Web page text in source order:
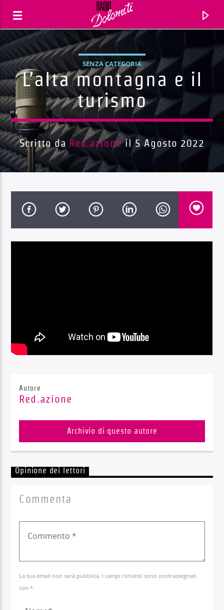
Titolo
Artista
SENZA CATEGORIA
L’alta montagna e il
turismo
Scritto da Red.azioneil 5 Agosto 2022
Autore
Red.azione
Archivio di questo autore
Opinione dei lettori
Commenta
La tua email non sarà pubblica. I campi richiesti sono contrassegnati
con *